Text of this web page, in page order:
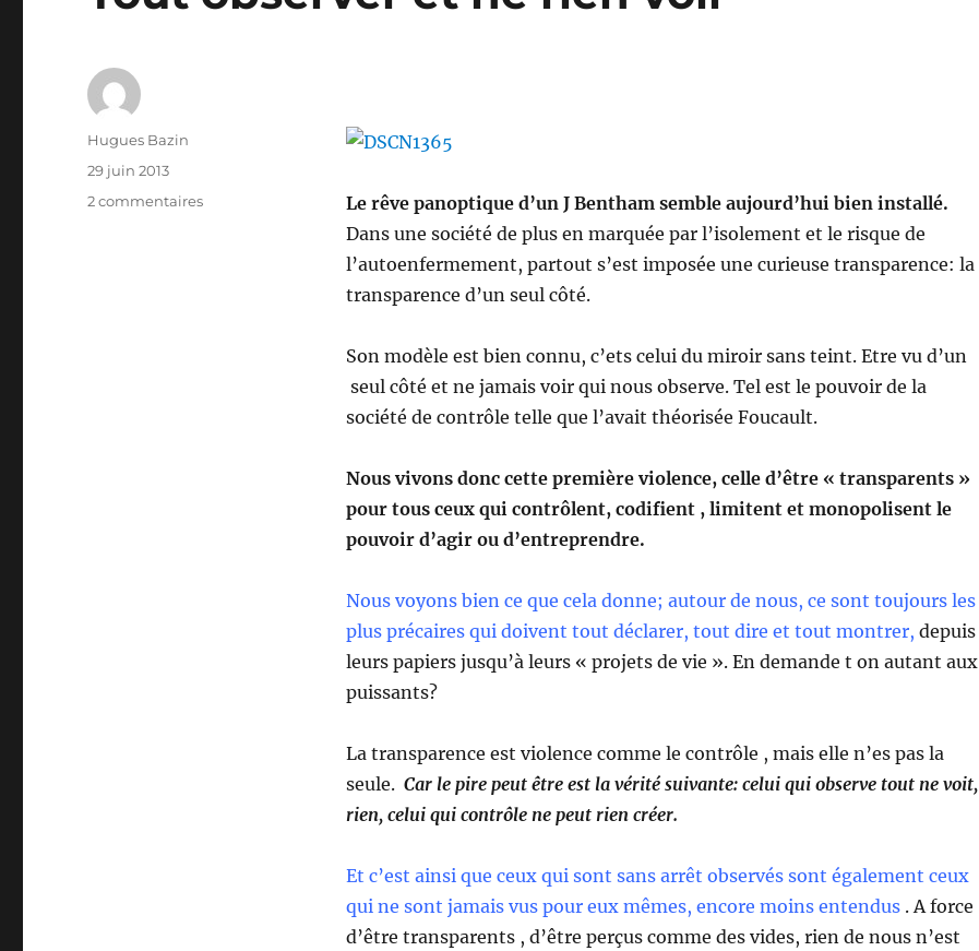
Le rêve panoptique d’un J Bentham semble aujourd’hui bien installé.
Dans une société de plus en marquée par l’isolement et le risque de
l’autoenfermement, partout s’est imposée une curieuse transparence: la
transparence d’un seul côté.
Son modèle est bien connu, c’ets celui du miroir sans teint. Etre vu d’un
seul côté et ne jamais voir qui nous observe. Tel est le pouvoir de la
société de contrôle telle que l’avait théorisée Foucault.
Nous vivons donc cette première violence, celle d’être « transparents »
pour tous ceux qui contrôlent, codifient , limitent et monopolisent le
pouvoir d’agir ou d’entreprendre.
Nous voyons bien ce que cela donne; autour de nous, ce sont toujours les
plus précaires qui doivent tout déclarer, tout dire et tout montrer, depuis
leurs papiers jusqu’à leurs « projets de vie ». En demande t on autant aux
puissants?
La transparence est violence comme le contrôle , mais elle n’es pas la
seule.Car le pire peut être est la vérité suivante: celui qui observe tout ne voit,
rien, celui qui contrôle ne peut rien créer.
Et c’est ainsi que ceux qui sont sans arrêt observés sont également ceux
qui ne sont jamais vus pour eux mêmes, encore moins entendus. A force
d’être transparents , d’être perçus comme des vides, rien de nous n’est
Auteur
Hugues Bazin
Publié
29 juin 2013
2 commentairessur